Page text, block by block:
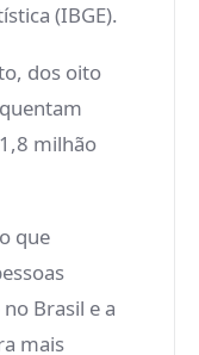
(IBGE).
dos oito
milhão
que
Brasil e a
mais